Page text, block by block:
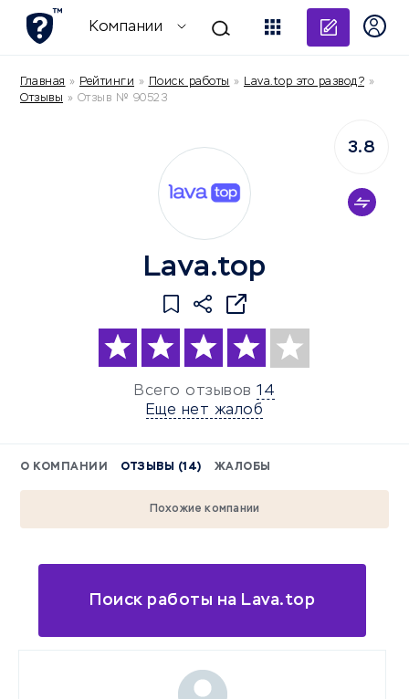
Компании
Главная » Рейтинги » Поиск работы » Lava.top это развод? »
Отзывы » Отзыв № 90523
Lava.top
Всего отзывов 14
Еще нет жалоб
3.8
О КОМПАНИИ ОТЗЫВЫ (14) ЖАЛОБЫ
Похожие компании
Поиск работы на Lava.top